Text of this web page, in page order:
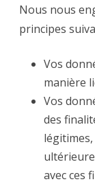
Nous nous
principes
Vos
manière
Vos
des
avec ces